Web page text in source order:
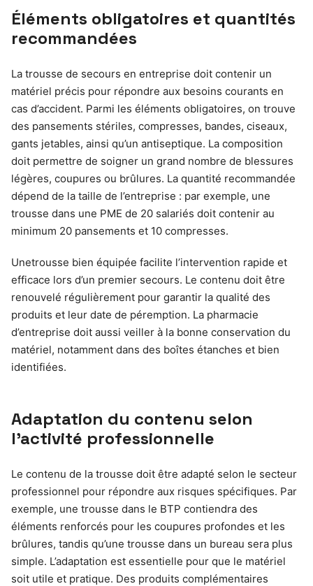
Éléments obligatoires et quantités
recommandées
La trousse de secours en entreprise doit contenir un
matériel précis pour répondre aux besoins courants en
cas d’accident. Parmi les éléments obligatoires, on trouve
des pansements stériles, compresses, bandes, ciseaux,
gants jetables, ainsi qu’un antiseptique. La composition
doit permettre de soigner un grand nombre de blessures
légères, coupures ou brûlures. La quantité recommandée
dépend de la taille de l’entreprise : par exemple, une
trousse dans une PME de 20 salariés doit contenir au
minimum 20 pansements et 10 compresses.
Unetrousse bien équipée facilite l’intervention rapide et
efficace lors d’un premier secours. Le contenu doit être
renouvelé régulièrement pour garantir la qualité des
produits et leur date de péremption. La pharmacie
d’entreprise doit aussi veiller à la bonne conservation du
matériel, notamment dans des boîtes étanches et bien
identifiées.
Adaptation du contenu selon
l’activité professionnelle
Le contenu de la trousse doit être adapté selon le secteur
professionnel pour répondre aux risques spécifiques. Par
exemple, une trousse dans le BTP contiendra des
éléments renforcés pour les coupures profondes et les
brûlures, tandis qu’une trousse dans un bureau sera plus
simple. L’adaptation est essentielle pour que le matériel
soit utile et pratique. Des produits complémentaires